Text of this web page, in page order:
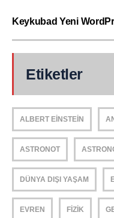
Keykubad Yeni
Etiketler
ALBERT EINSTEIN
ASTRONOT
DÜNYA DIŞI YAŞAM
EVREN FIZIK